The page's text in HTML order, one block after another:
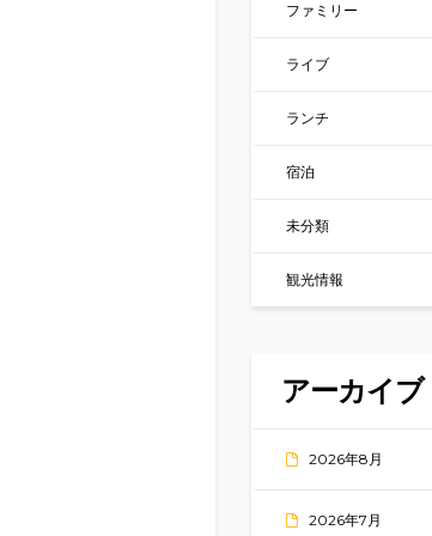
ファミリー
ライブ
ランチ
宿泊
未分類
観光情報
アーカイブ
2026年8月
2026年7月